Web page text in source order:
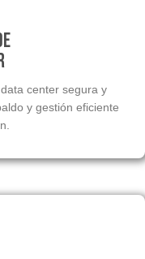
center segura y
y gestión eficiente